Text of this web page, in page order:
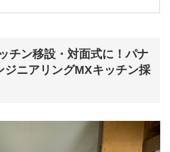
チン移設・対面式に！パナ
ジニアリングMXキッチン採